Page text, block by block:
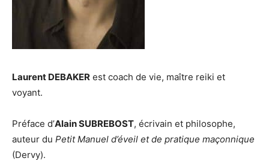
Laurent DEBAKER est coach de vie, maître reiki et
voyant.
Préface d’Alain SUBREBOST, écrivain et philosophe,
auteur du Petit Manuel d’éveil et de pratique maçonnique
(Dervy).